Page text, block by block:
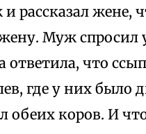
рассказал жене,
Муж спросил
ответила, что
где у них было
обеих коров. И